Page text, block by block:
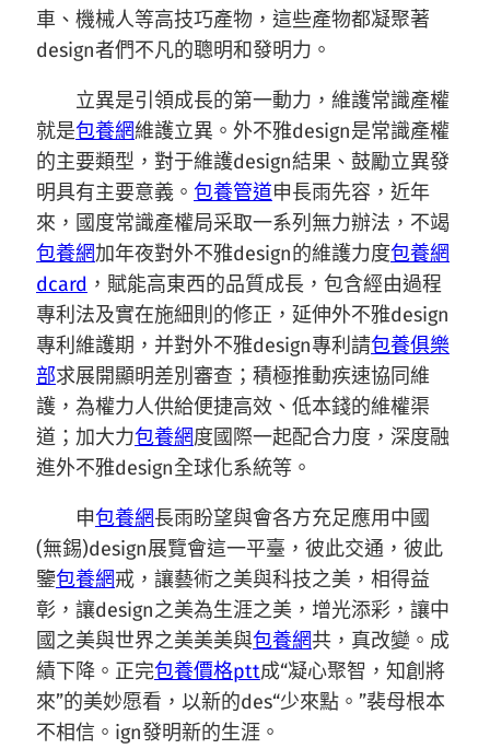
車、機械人等高技巧產物，這些產物都凝聚著
design者們不凡的聰明和發明力。
立異是引領成長的第一動力，維護常識產權
就是包養網維護立異。外不雅design是常識產權
的主要類型，對于維護design結果、鼓勵立異發
明具有主要意義。 包養管道申長雨先容，近年
來，國度常識產權局采取一系列無力辦法，不竭
包養網加年夜對外不雅design的維護力度包養網
dcard ，賦能高東西的品質成長，包含經由過程
專利法及實在施細則的修正，延伸外不雅design
專利維護期，并對外不雅design專利請包養俱樂
部求展開顯明差別審查；積極推動疾速協同維
護，為權力人供給便捷高效、低本錢的維權渠
道；加大力包養網度國際一起配合力度，深度融
進外不雅design全球化系統等。
申包養網長雨盼望與會各方充足應用中國
(無錫)design展覽會這一平臺，彼此交通，彼此
鑒包養網戒，讓藝術之美與科技之美，相得益
彰，讓design之美為生涯之美，增光添彩，讓中
國之美與世界之美美美與包養網共，真改變。成
績下降。正完包養價格ptt成“凝心聚智，知創將
來”的美妙愿看，以新的des“少來點。”裴母根本
不相信。ign發明新的生涯。